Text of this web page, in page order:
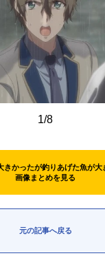
声優記事
実写化映
夏アニメ
1/8
きかったが釣りあげた魚が大
画像まとめを見る
元の記事へ戻る